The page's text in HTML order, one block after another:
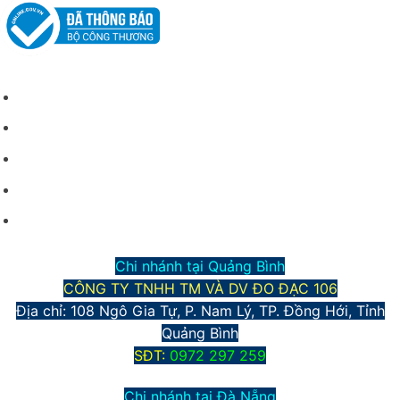
Chi nhánh tại Quảng Bình
CÔNG TY TNHH TM VÀ DV ĐO ĐẠC 106
Địa chỉ: 108 Ngô Gia Tự, P. Nam Lý, TP. Đồng Hới, Tỉnh
Quảng Bình
SĐT: 0972 297 259
Chi nhánh tại Đà Nẵng